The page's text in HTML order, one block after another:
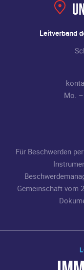
Leitverband
Mo. –
Für Beschwerden
Gemeinschaft vom